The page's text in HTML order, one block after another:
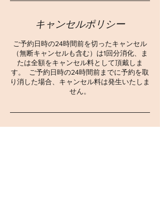
キャンセルポリシー
ご予約日時の24時間前を切ったキャンセル
（無断キャンセルも含む）は1回分消化、ま
たは全額をキャンセル料として頂戴しま
す。 ご予約日時の24時間前までに予約を取
り消した場合、キャンセル料は発生いたしま